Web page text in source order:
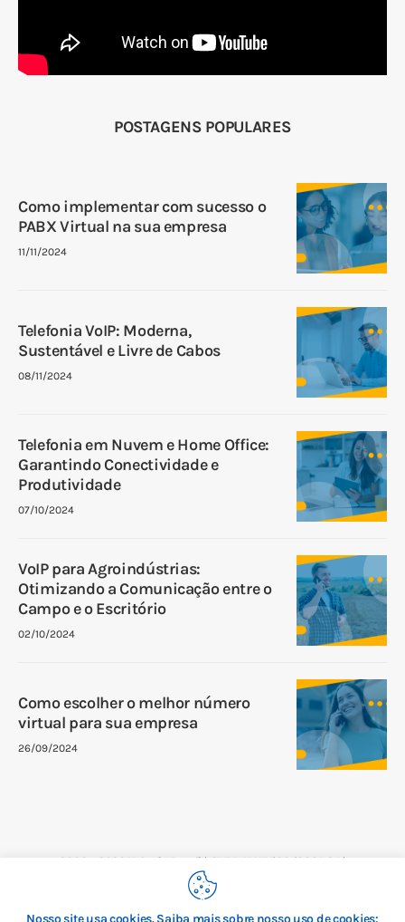
POSTAGENS POPULARES
Como implementar com sucesso o
PABX Virtual na sua empresa
11/11/2024
Telefonia VoIP: Moderna,
Sustentável e Livre de Cabos
08/11/2024
Telefonia em Nuvem e Home Office:
Garantindo Conectividade e
Produtividade
07/10/2024
VoIP para Agroindústrias:
Otimizando a Comunicação entre o
Campo e o Escritório
02/10/2024
Como escolher o melhor número
virtual para sua empresa
26/09/2024
2008 – 2026 Voip do Brasil | CNPJ: 11.117.500/0001-24 |
IE:146.666.112 | Rua Augusta 101, Consolação, São Paulo,
CEP:01305-000
Nosso site usa cookies. Saiba mais sobre nosso uso de cookies: